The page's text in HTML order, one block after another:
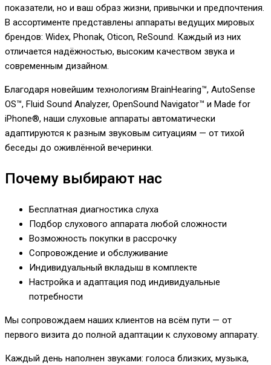
показатели, но и ваш образ жизни, привычки и предпочтения.
В ассортименте представлены аппараты ведущих мировых
брендов: Widex, Phonak, Oticon, ReSound. Каждый из них
отличается надёжностью, высоким качеством звука и
современным дизайном.
Благодаря новейшим технологиям BrainHearing™, AutoSense
OS™, Fluid Sound Analyzer, OpenSound Navigator™ и Made for
iPhone®, наши слуховые аппараты автоматически
адаптируются к разным звуковым ситуациям — от тихой
беседы до оживлённой вечеринки.
Почему выбирают нас
Бесплатная диагностика слуха
Подбор слухового аппарата любой сложности
Возможность покупки в рассрочку
Сопровождение и обслуживание
Индивидуальный вкладыш в комплекте
Настройка и адаптация под индивидуальные
потребности
Мы сопровождаем наших клиентов на всём пути — от
первого визита до полной адаптации к слуховому аппарату.
Каждый день наполнен звуками: голоса близких, музыка,